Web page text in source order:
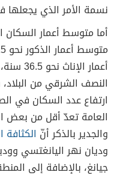
نسمة الأمر الذي يجعلها في المرتبة
أعمار
النصف الشرقي من
ارتفاع عدد السكان في
العامة تعدّ أقل من بعض
والجدير بالذكر أنّ الكثافة
وديان نهر اليانغتسي
جيانغ، بالإضافة إلى